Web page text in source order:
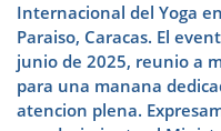
Internacional del Yoga
Paraiso, Caracas. El
junio de 2025, reunio a
para una manana
atencion plena.